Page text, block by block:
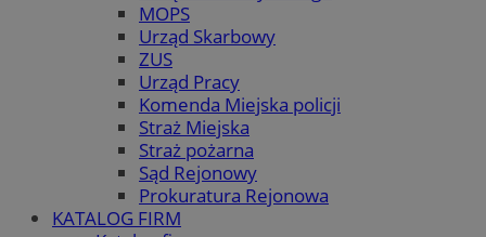
MOPS
Urząd Skarbowy
ZUS
Urząd Pracy
Komenda Miejska policji
Straż Miejska
Straż pożarna
Sąd Rejonowy
Prokuratura Rejonowa
KATALOG FIRM